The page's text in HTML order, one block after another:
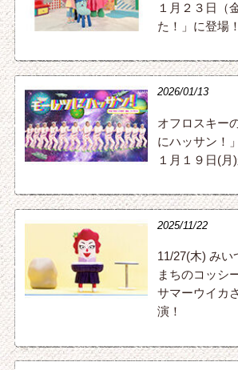
１月２３日（
た！」に登場！
2026/01/13
オフロスキー
にハッサン！」
１月１９日(月
2025/11/22
11/27(木) み
まちのコッシ
サマーウイカ
演！